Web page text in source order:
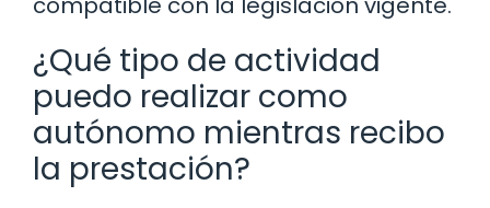
¿Qué tipo de actividad
puedo realizar como
autónomo mientras recibo
la prestación?